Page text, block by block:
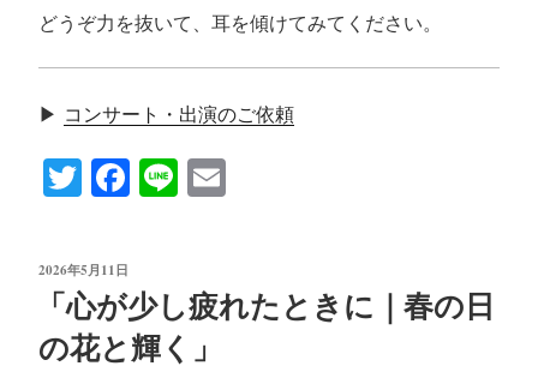
どうぞ力を抜いて、耳を傾けてみてください。
▶ コンサート・出演のご依頼
T
tte
r
Fa
ok
Li
投
日:
2026年5月11日
「心が少し疲れたときに｜春の日
の花と輝く」